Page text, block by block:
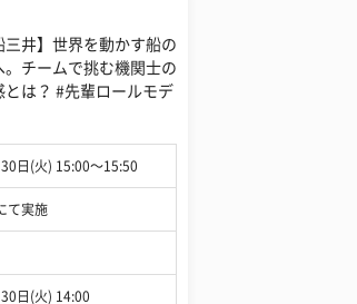
三井】世界を動かす船の
。チームで挑む機関士の
とは？ #先輩ロールモデ
日(火) 15:00〜15:50
て実施
日(火) 14:00